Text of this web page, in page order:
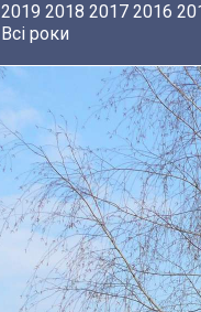
2019 2018 2017 2016
Всі роки